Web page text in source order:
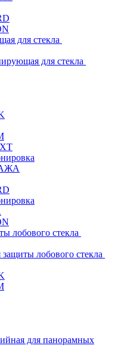
для стекла
для стекла
лобового стекла
лобового стекла
для панорамных